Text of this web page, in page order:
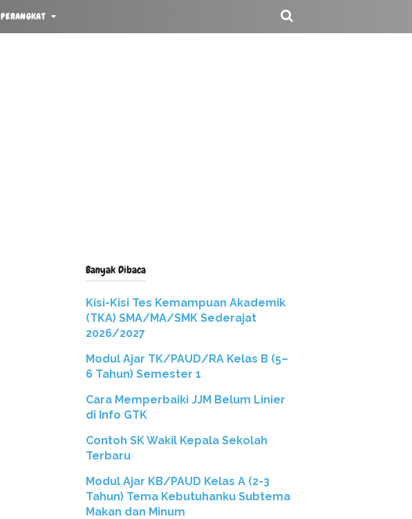
PERANGKAT
Banyak Dibaca
Kisi-Kisi Tes Kemampuan Akademik
(TKA) SMA/MA/SMK Sederajat
2026/2027
Modul Ajar TK/PAUD/RA Kelas B (5–
6 Tahun) Semester 1
Cara Memperbaiki JJM Belum Linier
di Info GTK
Contoh SK Wakil Kepala Sekolah
Terbaru
Modul Ajar KB/PAUD Kelas A (2-3
Tahun) Tema Kebutuhanku Subtema
Makan dan Minum